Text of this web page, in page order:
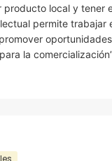
producto local y tener
permite trabajar
la